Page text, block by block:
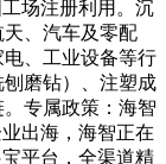
场注册利用。沉
、汽车及零配
、工业设备等行
磨钻）、注塑成
专属政策：海智
出海，海智正在
平台，全渠道精